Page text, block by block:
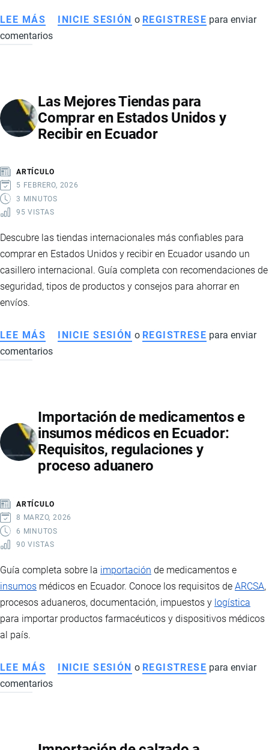
LEE MÁS SOBRE
CÓMO
PASO
A
PASO
CONSEJOS
PRÁCTICOS
INICIE SESIÓN o REGISTRESE para enviar
comentarios
Las Mejores Tiendas para
Comprar en Estados Unidos y
Recibir en Ecuador
ARTÍCULO
5 FEBRERO, 2026
3 MINUTOS
95 VISTAS
Descubre las tiendas internacionales más confiables para
comprar en Estados Unidos y recibir en Ecuador usando un
casillero internacional. Guía completa con recomendaciones de
seguridad, tipos de productos y consejos para ahorrar en
envíos.
LEE MÁS SOBRE
LAS
COMPRAR
EN
ESTADOS
UNIDOS
EN
ECUADOR
INICIE SESIÓN o REGISTRESE para enviar
comentarios
Importación de medicamentos e
insumos médicos en Ecuador:
Requisitos, regulaciones y
proceso aduanero
ARTÍCULO
8 MARZO, 2026
6 MINUTOS
90 VISTAS
Guía completa sobre la importación de medicamentos e
insumos médicos en Ecuador. Conoce los requisitos de ARCSA,
procesos aduaneros, documentación, impuestos y logística
para importar productos farmacéuticos y dispositivos médicos
al país.
LEE MÁS SOBRE
IMPORTACIÓN
INICIE SESIÓN o REGISTRESE para enviar
comentarios